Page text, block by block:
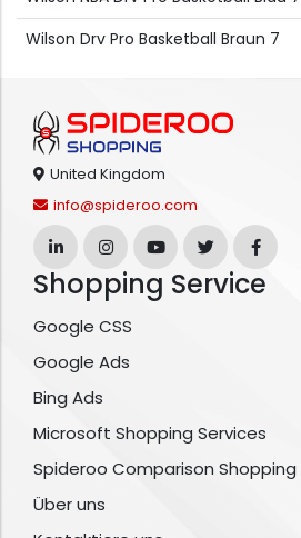
Wilson Drv Pro Basketball Braun 7
United Kingdom
info@spideroo.com
Shopping Service
Google CSS
Google Ads
Bing Ads
Microsoft Shopping Services
Spideroo Comparison Shopping
Über uns